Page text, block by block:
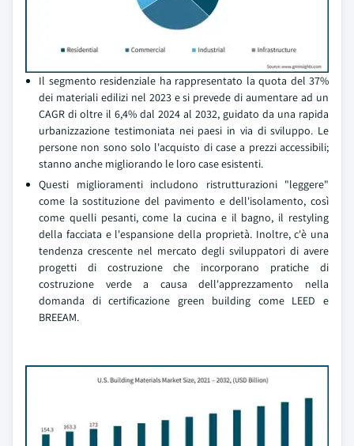
Il segmento residenziale ha rappresentato la quota del 37%
dei materiali edilizi nel 2023 e si prevede di aumentare ad un
CAGR di oltre il 6,4% dal 2024 al 2032, guidato da una rapida
urbanizzazione testimoniata nei paesi in via di sviluppo. Le
persone non sono solo l'acquisto di case a prezzi accessibili;
stanno anche migliorando le loro case esistenti.
Questi miglioramenti includono ristrutturazioni "leggere"
come la sostituzione del pavimento e dell'isolamento, così
come quelli pesanti, come la cucina e il bagno, il restyling
della facciata e l'espansione della proprietà. Inoltre, c'è una
tendenza crescente nel mercato degli sviluppatori di avere
progetti di costruzione che incorporano pratiche di
costruzione verde a causa dell'apprezzamento nella
domanda di certificazione green building come LEED e
BREEAM.